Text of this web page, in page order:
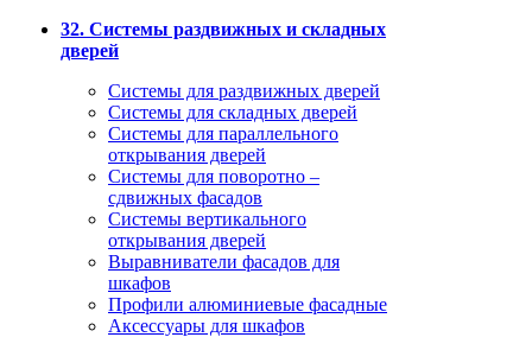
32. Системы раздвижных и складных
дверей
Системы для раздвижных дверей
Системы для складных дверей
Системы для параллельного
открывания дверей
Системы для поворотно –
сдвижных фасадов
Системы вертикального
открывания дверей
Выравниватели фасадов для
шкафов
Профили алюминиевые фасадные
Аксессуары для шкафов